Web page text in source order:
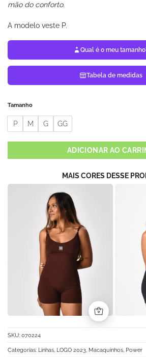
mão do conforto.
A modelo veste P.
Qual é o meu
Tabela de medidas
Tamanho
P M G GG
ADICIONAR AO
MAIS CORES DESSE
SKU: 070224
Categorias: Linhas, LOGO 2023, Macaquinhos, Power